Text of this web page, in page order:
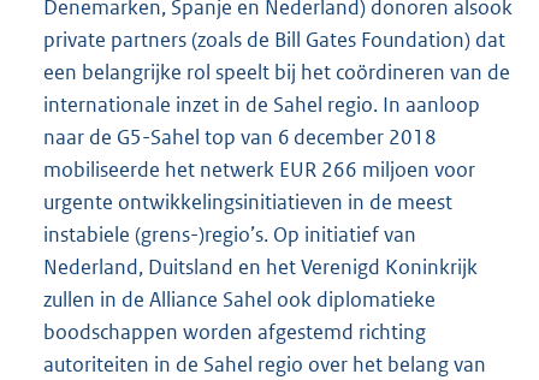
Denemarken, Spanje en Nederland) donoren alsook
private partners (zoals de Bill Gates Foundation) dat
een belangrijke rol speelt bij het coördineren van de
internationale inzet in de Sahel regio. In aanloop
naar de G5-Sahel top van 6 december 2018
mobiliseerde het netwerk EUR 266 miljoen voor
urgente ontwikkelingsinitiatieven in de meest
instabiele (grens-)regio’s. Op initiatief van
Nederland, Duitsland en het Verenigd Koninkrijk
zullen in de Alliance Sahel ook diplomatieke
boodschappen worden afgestemd richting
autoriteiten in de Sahel regio over het belang van